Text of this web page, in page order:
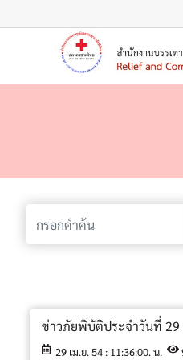
ข่าวภัยพิบัติประจำวันที่ 29
29 เม.ย. 54 : 11:36:00. น.